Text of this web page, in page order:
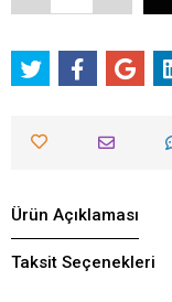
Ürün Açıklaması
Taksit Seçenekleri